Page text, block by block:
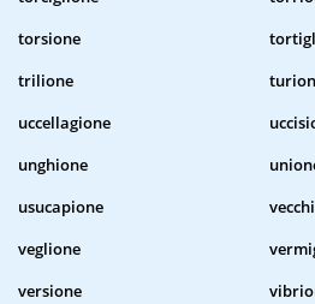
torsione
trilione
uccellagione
unghione
usucapione
veglione
versione